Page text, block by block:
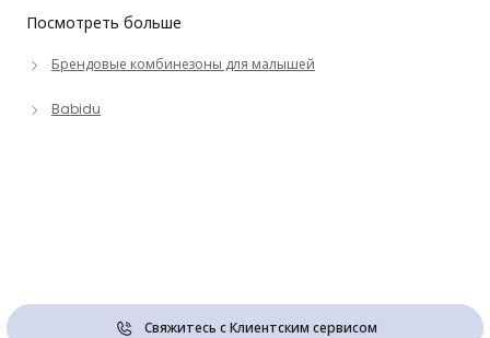
Посмотреть больше
Брендовые комбинезоны для малышей
Babidu
Свяжитесь с Клиентским сервисом